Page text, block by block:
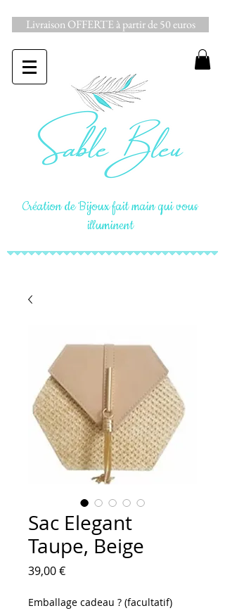
Livraison OFFERTE à partir de 50 euros
Création de Bijoux fait main qui vous
illuminent
Sac Elegant
Taupe, Beige
39,00 €Prix
Emballage cadeau ? (facultatif)